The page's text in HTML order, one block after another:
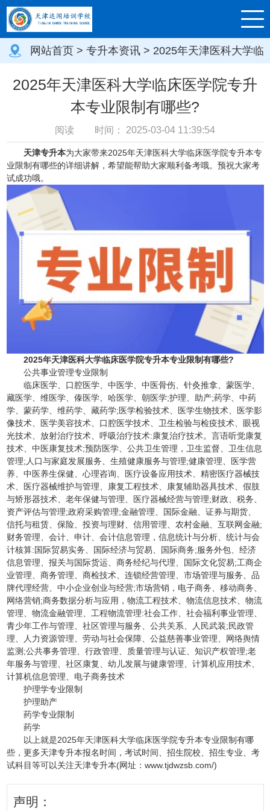
网站首页 > 专升本资讯 > 2025年天津医科大学临
床医学院专升本专业限制有哪些?
2025年天津医科大学临床医学院专升
本专业限制有哪些?
阅读 时间： 2025-03-04 11:39:54
天津专升本为大家带来2025年天津医科大学临床医学院专升本专
业限制有哪些的详细讲解，希望能帮助大家顺利备考哦。预祝大家考
试成功哦。
2025年天津医科大学临床医学院专升本专业限制有哪些?
公共事业管理专业限制
临床医学、口腔医学、中医学、中医骨伤、针灸推拿、蒙医学、
藏医学、维医学、傣医学、哈医学、朝医学;护理、助产;药学、中药
学、蒙药学、维药学、藏药学;医学检验技术、医学生物技术、医学影
像技术、医学美容技术、口腔医学技术、卫生检验与检疫技术、眼视
光技术、放射治疗技术、呼吸治疗技术:康复治疗技术。言语听觉康复
技术、中医康复技术;预防医学、公共卫生管理，卫生监督、卫生信息
管理;人口与家庭发展服务、生殖健康服务与管理;健康管理、医学营
养、中医养生保健、心理咨询、医疗设备应用技术、精密医疗器械技
术、医疗器械维护与管理、康复工程技术、康复辅助器具技术、假肢
与矫形器技术、老年保健与管理、医疗器械经营与管理;财政、税务、
资产评估与管理;政府采购管理;金融管理、国际金融、证券与期货、
信托与租赁、保险、投资与理财、信用管理、农村金融、互联网金融;
财务管理、会计、申计、会计信息管理，信息统计与分析、统计与会
计核算:国际贸易实务、国际经济与贸易、国际商务;服务外包、经济
信息管理、报关与国际货运、商务经纪与代理、国际文化贸易;工商企
业管理、商务管理、商检技术、连锁经营管理、市场管理与服务、品
牌代理经营、中小企业创业与经营;市场营销，电子商务、移动商务、
网络营销;商务数据分析与应用，物流工程技术、物流信息技术、物流
管理、物流金融管理、工程物流管理:社会工作、社会福利事业管理、
青少年工作与管理、社区管理与服务、公共关系、人民武装;民政管
理、人力资源管理、劳动与社会保障、公益慈善事业管理、网络舆情
监测;公共事务管理、行政管理、质量管理与认证、知识产权管理;老
年服务与管理、社区康复、幼儿发展与健康管理、计算机应用技术、
计算机信息管理、电子商务技术
护理学专业限制
护理助产
药学专业限制
药学
以上就是2025年天津医科大学临床医学院专升本专业限制有哪
些，更多天津专升本报名时间，考试时间、招生院校、招生专业、考
试科目等可以关注天津专升本(网址：www.tjdwzsb.com/)
声明：